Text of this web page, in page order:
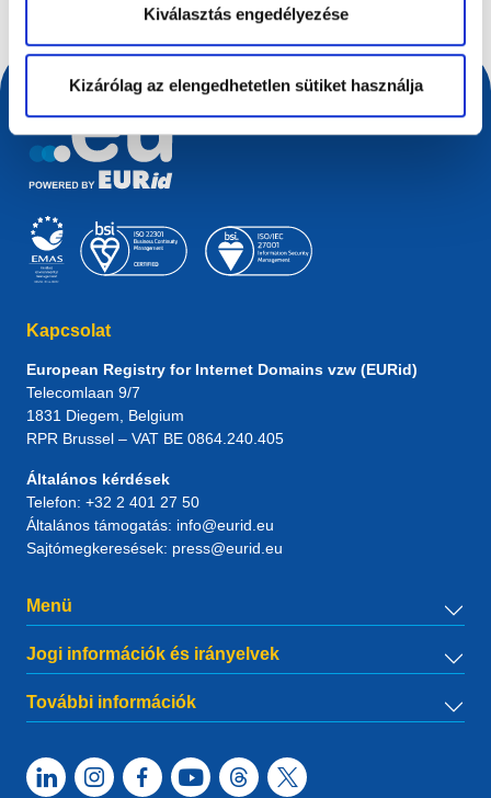
Kiválasztás engedélyezése
Kizárólag az elengedhetetlen sütiket használja
Kapcsolat
European Registry for Internet Domains vzw (EURid)
Telecomlaan 9/7
1831 Diegem , Belgium
RPR Brussel – VAT BE 0864.240.405
Általános kérdések
Telefon: +32 2 401 27 50
Általános támogatás: info@eurid.eu
Sajtómegkeresések: press@eurid.eu
Menü
Jogi információk és irányelvek
További információk